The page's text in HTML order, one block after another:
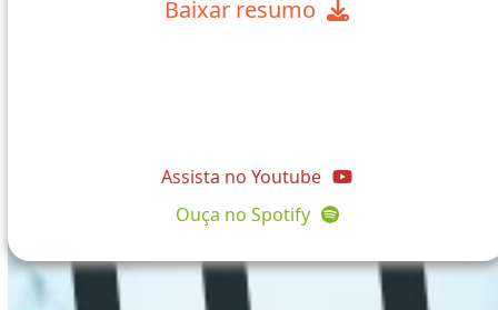
Baixar resumo
Assista no Youtube
Ouça no Spotify